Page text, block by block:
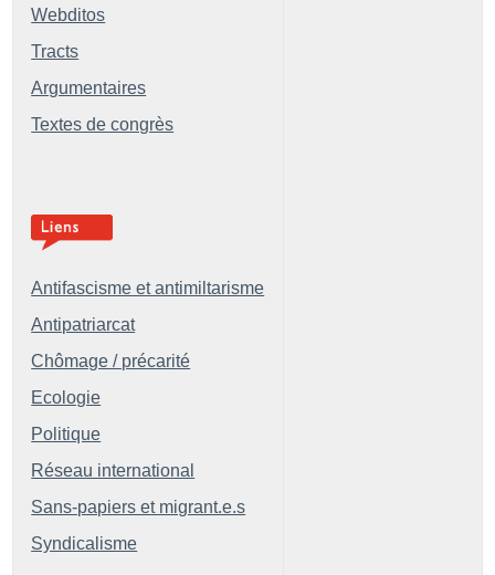
Webditos
Tracts
Argumentaires
Textes de congrès
Antifascisme et antimiltarisme
Antipatriarcat
Chômage / précarité
Ecologie
Politique
Réseau international
Sans-papiers et migrant.e.s
Syndicalisme